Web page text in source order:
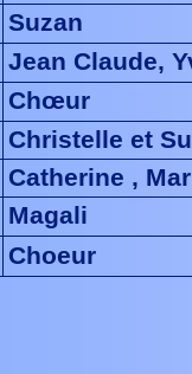
Suzan
Jean Claude,
Chœur
Christelle et
Catherine ,
Magali
Choeur